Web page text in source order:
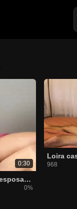
0:30
Comendo o cuzinho da esposa novinha gravida
0%
968